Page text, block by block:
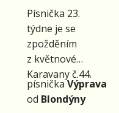
Martina Hrbková,
má vašeho
(našeho) Anděla.
Epydemyi
nemusíme
dnešnímu
folkovému
Písnička 23.
týdne je se
zpožděním
z květnové
Karavany č.44.
písničkaVýprava
od Blondýny